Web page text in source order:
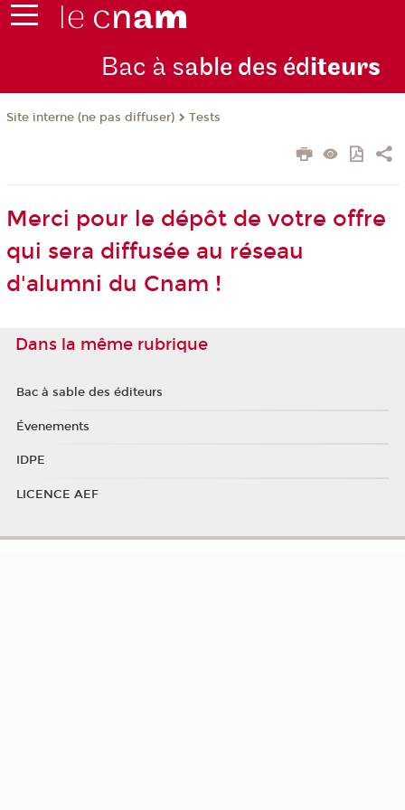
Bac à sable des éditeurs
Site interne (ne pas diffuser) Tests
Merci pour le dépôt de votre offre
qui sera diffusée au réseau
d'alumni du Cnam !
Dans la même rubrique
Bac à sable des éditeurs
Évenements
IDPE
LICENCE AEF